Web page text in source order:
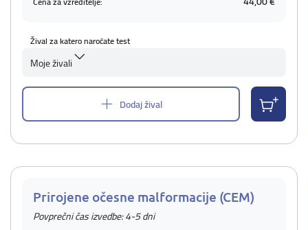
Žival za katero naročate test
Moje živali
Dodaj žival
Prirojene očesne malformacije (CEM)
Povprečni čas izvedbe: 4-5 dni